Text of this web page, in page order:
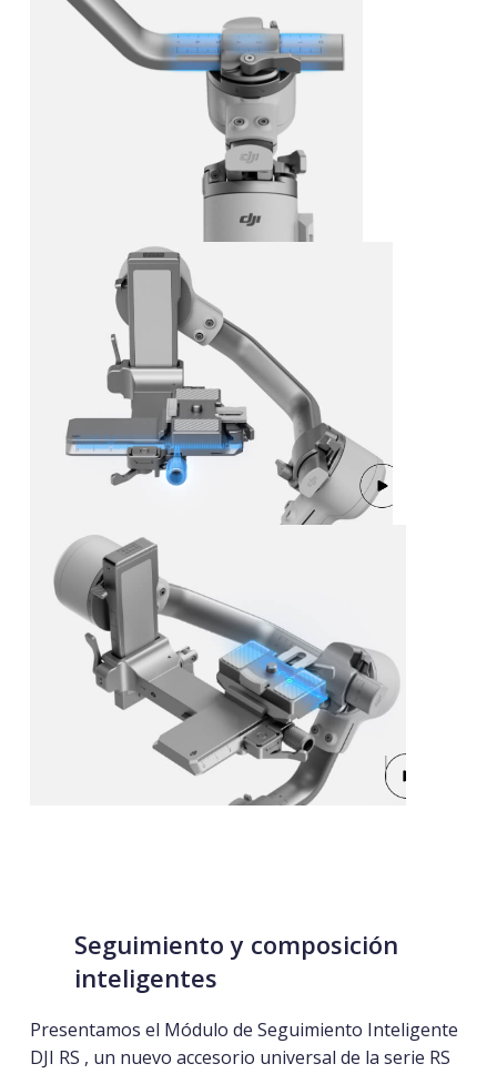
Seguimiento y composición
inteligentes
Presentamos el Módulo de Seguimiento Inteligente
DJI RS , un nuevo accesorio universal de la serie RS